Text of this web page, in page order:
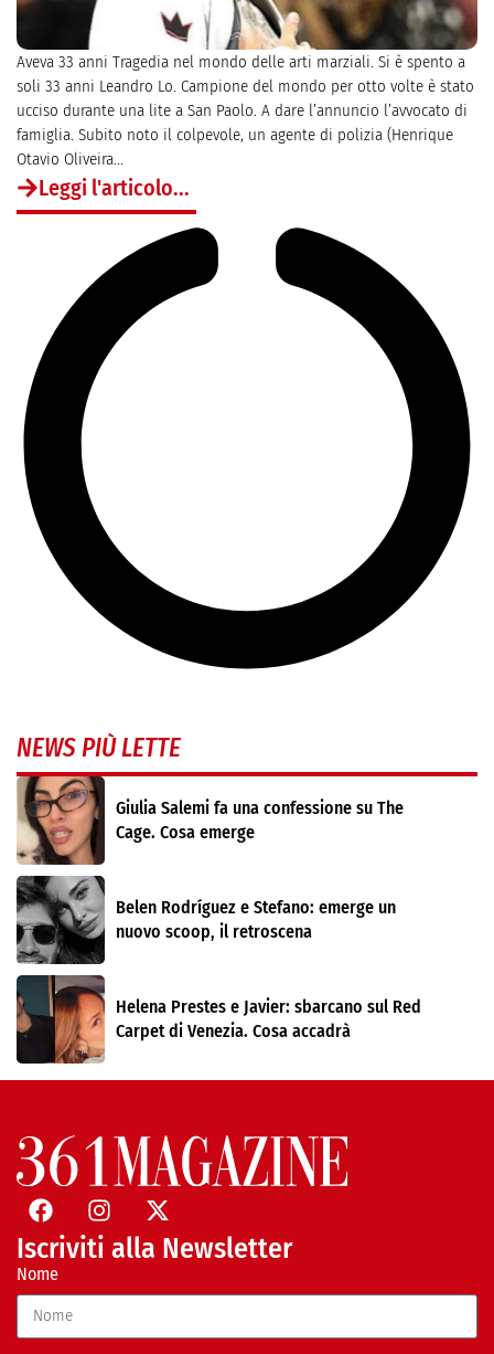
Aveva 33 anni Tragedia nel mondo delle arti marziali. Si è spento a
soli 33 anni Leandro Lo. Campione del mondo per otto volte è stato
ucciso durante una lite a San Paolo. A dare l’annuncio l’avvocato di
famiglia. Subito noto il colpevole, un agente di polizia (Henrique
Otavio Oliveira...
Leggi l'articolo...
NEWS PIÙ LETTE
Giulia Salemi fa una confessione su The
Cage. Cosa emerge
Belen Rodríguez e Stefano: emerge un
nuovo scoop, il retroscena
Helena Prestes e Javier: sbarcano sul Red
Carpet di Venezia. Cosa accadrà
Iscriviti alla Newsletter
Nome